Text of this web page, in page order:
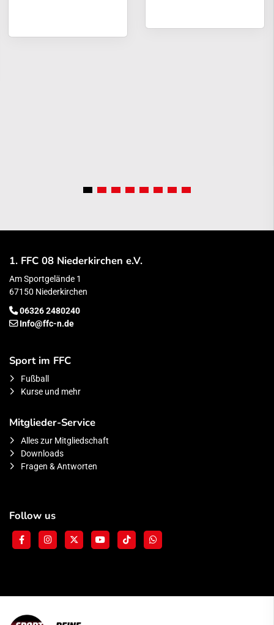
1. FFC 08 Niederkirchen e.V.
Am Sportgelände 1
67150 Niederkirchen
06326 2480240
Info@ffc-n.de
Sport im FFC
Fußball
Kurse und mehr
Mitglieder-Service
Alles zur Mitgliedschaft
Downloads
Fragen & Antworten
Follow us